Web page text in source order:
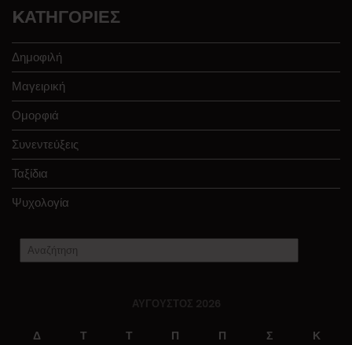
KΑΤΗΓΟΡΊΕΣ
Δημοφιλή
Μαγειρική
Ομορφιά
Συνεντεύξεις
Ταξίδια
Ψυχολογία
ΑΎΓΟΥΣΤΟΣ 2026
Δ Τ Τ Π Π Σ
Κ